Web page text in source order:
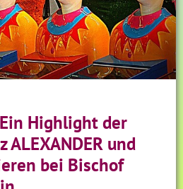
Highlight der
ALEXANDER und
bei Bischof